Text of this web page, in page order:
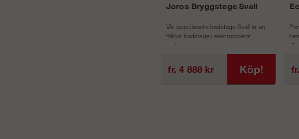
Joros Bryggstege Svall
Vår populäraste badstege Svall är en
fällbar badstege i elektropolerat
rostfri...
fr. 4 888 kr Köp!
för